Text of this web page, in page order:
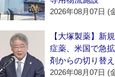
2026年08月07日 (
【大塚製薬】新
症薬、米国で急
剤からの切り替
2026年08月07日 (